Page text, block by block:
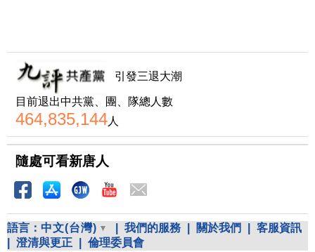
引發三退大潮
目前退出中共黨、團、隊總人數
464,835,144人
隨處可看新唐人
語言： 中文(台灣) 我們的服務 關於我們
客服資訊
澄清與更正 倫理委員會